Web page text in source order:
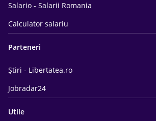
Salario - Salarii Romania
Calculator salariu
Parteneri
Știri - Libertatea.ro
Jobradar24
Utile